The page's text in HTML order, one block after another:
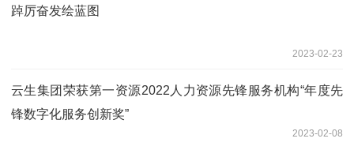
踔厉奋发绘蓝图
2023-02-23
云生集团荣获第一资源2022人力资源先锋服务机构“年度先
锋数字化服务创新奖”
2023-02-08